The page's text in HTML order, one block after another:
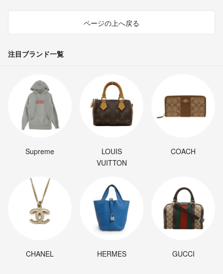
ページの上へ戻る
注目ブランド一覧
Supreme
LOUIS
VUITTON
COACH
CHANEL HERMES GUCCI